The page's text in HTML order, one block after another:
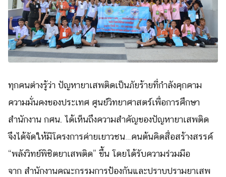
ทุกคนต่างรู้ว่า ปัญหายาเสพติดเป็นภัยร้ายที่กำลังคุกคาม
ความมั่นคงของประเทศ ศูนย์วิทยาศาสตร์เพื่อการศึกษา
สำนักงาน กศน. ได้เห็นถึงความสำคัญของปัญหายาเสพติด
จึงได้จัดให้มีโครงการค่ายเยาวชน…คนต้นคิดสื่อสร้างสรรค์
“พลังวิทย์พิชิตยาเสพติด” ขึ้น โดยได้รับความร่วมมือ
จาก สำนักงานคณะกรรมการป้องกันและปราบปรามยาเสพ